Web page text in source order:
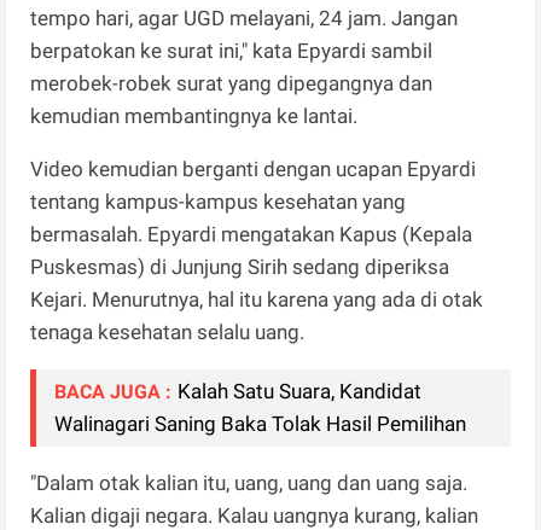
tempo hari, agar UGD melayani, 24 jam. Jangan
berpatokan ke surat ini," kata Epyardi sambil
merobek-robek surat yang dipegangnya dan
kemudian membantingnya ke lantai.
Video kemudian berganti dengan ucapan Epyardi
tentang kampus-kampus kesehatan yang
bermasalah. Epyardi mengatakan Kapus (Kepala
Puskesmas) di Junjung Sirih sedang diperiksa
Kejari. Menurutnya, hal itu karena yang ada di otak
tenaga kesehatan selalu uang.
BACA JUGA : Kalah Satu Suara, Kandidat
Walinagari Saning Baka Tolak Hasil Pemilihan
"Dalam otak kalian itu, uang, uang dan uang saja.
Kalian digaji negara. Kalau uangnya kurang, kalian